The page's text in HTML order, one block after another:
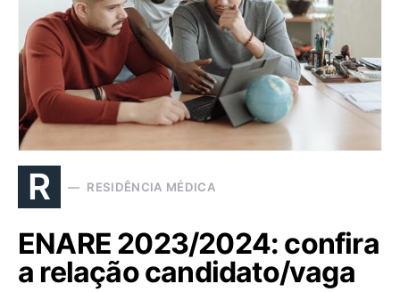
R RESIDÊNCIA MÉDICA
ENARE 2023/2024: confira
a relação candidato/vaga